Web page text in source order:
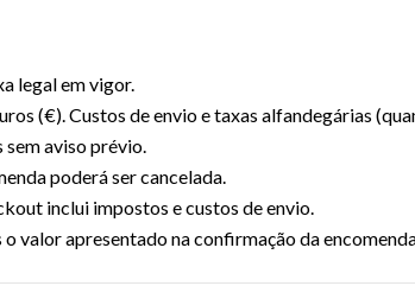
legal em vigor.
(€). Custos de envio e taxas alfandegárias
sem aviso prévio.
poderá ser cancelada.
inclui impostos e custos de envio.
valor apresentado na confirmação da